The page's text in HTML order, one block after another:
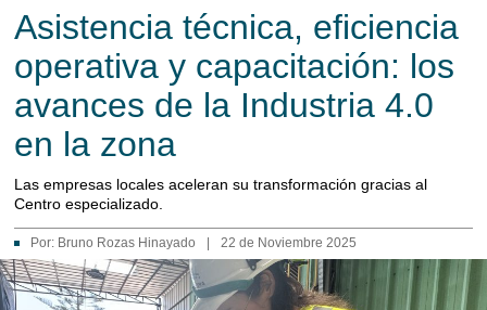
Asistencia técnica, eficiencia
operativa y capacitación: los
avances de la Industria 4.0
en la zona
Las empresas locales aceleran su transformación gracias al
Centro especializado.
Por: Bruno Rozas Hinayado 22 de Noviembre 2025